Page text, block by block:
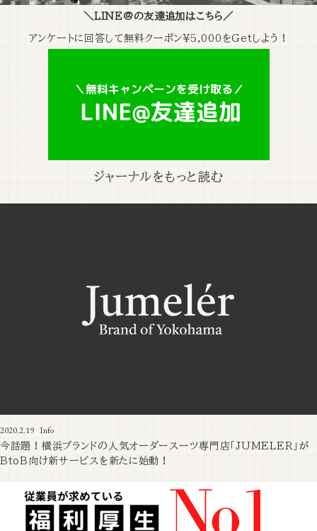
＼LINE@の友達追加はこちら／
アンケートに回答して無料クーポン¥5,000をGetしよう！
ジャーナルをもっと読む
2020.2.19 Info
今話題！横浜ブランドの人気オーダースーツ専門店「JUMELER」が
BtoB向け新サービスを新たに始動！